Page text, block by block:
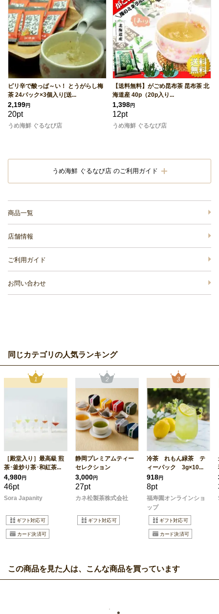
ピリ辛で酸っぱ～い！ とうがらし梅
茶 24パック×3個入り[送...
2,199円
20pt
うめ海鮮 ぐるなび店
【送料無料】がごめ昆布茶 昆布茶 北
海道産 40p（20p入り...
1,398円
12pt
うめ海鮮 ぐるなび店
うめ海鮮 ぐるなび店 のご利用ガイド
商品一覧
店舗情報
ご利用ガイド
お問い合わせ
同じカテゴリの人気ランキング
［殿堂入り］最高級 煎
茶･釜炒り茶･和紅茶...
4,980円
46pt
Sora Japanity
静岡プレミアムティー
セレクション
3,000円
27pt
カネ松製茶株式会社
冷茶 れもん緑茶 テ
ィーパック 3g×10...
918円
8pt
福寿園オンラインショ
ップ
この商品を見た人は、こんな商品を買っています